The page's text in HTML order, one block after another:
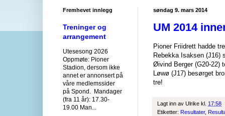
søndag 9. mars 2014
UM 2014
Pioner Friidrett hadde
Rebekka Isaksen (J16)
Øivind Berger (G20-22)
Løwø (J17) besørget
tre!
Lagt inn av Ulrike kl. 17:58
Etiketter: Resultater,
Fremhevet innlegg
Treninger og
arrangement
Utesesong 2026
Oppmøte: Pioner
Stadion, dersom ikke
annet er annonsert på
våre medlemssider
på Spond. Mandager
(fra 11 år): 17.30-
19.00 Man...